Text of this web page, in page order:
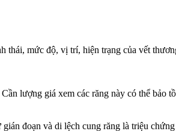
thái, mức độ, vị trí, hiện trạng của vết
lượng giá xem các răng này có thể
đoạn và di lệch cung răng là triệu